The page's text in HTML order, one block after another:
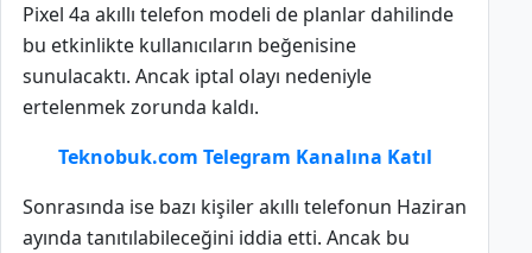
Pixel 4a akıllı telefon modeli de planlar dahilinde
bu etkinlikte kullanıcıların beğenisine
sunulacaktı. Ancak iptal olayı nedeniyle
ertelenmek zorunda kaldı.
Teknobuk.com Telegram Kanalına Katıl
Sonrasında ise bazı kişiler akıllı telefonun Haziran
ayında tanıtılabileceğini iddia etti. Ancak bu